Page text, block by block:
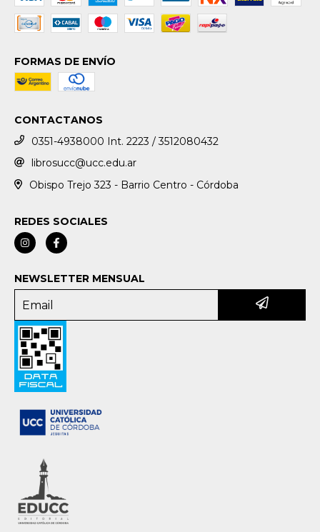
FORMAS DE ENVÍO
CONTACTANOS
0351-4938000 Int. 2223 / 3512080432
librosucc@ucc.edu.ar
Obispo Trejo 323 - Barrio Centro - Córdoba
REDES SOCIALES
NEWSLETTER MENSUAL